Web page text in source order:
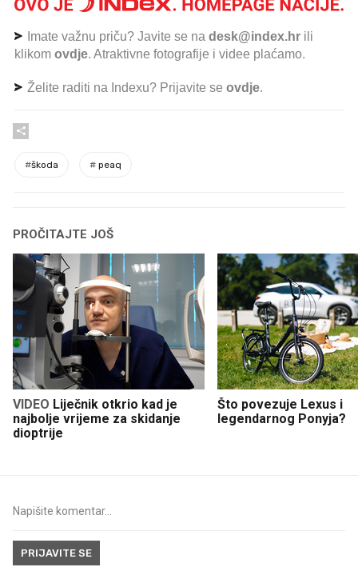
Imate važnu priču? Javite se na desk@index.hr ili
klikom ovdje. Atraktivne fotografije i videe plaćamo.
Želite raditi na Indexu? Prijavite se ovdje.
#škoda # peaq
PROČITAJTE JOŠ
VIDEO
najbolje vrijeme za skidanje
dioptrije
Što povezuje Lexus i
legendarnog Ponyja?
PRIJAVITE SE